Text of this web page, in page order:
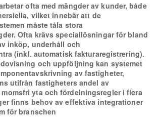
ofta med mängder av kunder, både
vilket innebär att de
måste tåla stora
Ofta krävs speciallösningar för bland
inköp, underhåll och
(inkl. automatisk fakturaregistrering).
och uppföljning kan systemet
av fastigheter,
utifrån fastigheters andel av
yta och fördelningsregler i flera
finns behov av effektiva integrationer
för branschen